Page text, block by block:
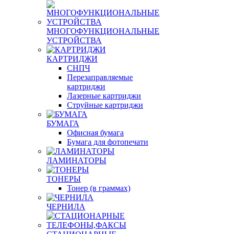
МНОГОФУНКЦИОНАЛЬНЫЕ
УСТРОЙСТВА
КАРТРИДЖИ
СНПЧ
Перезаправляемые
картриджи
Лазерные картриджи
Струйные картриджи
БУМАГА
Офисная бумага
Бумага для фотопечати
ЛАМИНАТОРЫ
ТОНЕРЫ
Тонер (в граммах)
ЧЕРНИЛА